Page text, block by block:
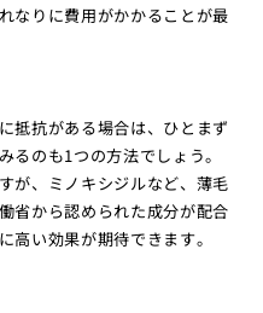
なりに費用がかかることが最
抵抗がある場合は、ひとまず
るのも1つの方法でしょう。
が、ミノキシジルなど、薄毛
省から認められた成分が配合
高い効果が期待できます。